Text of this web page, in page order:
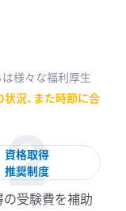
様々な福利厚生
況、また時節に合
資格取得
推奨制度
2
受験費を補助